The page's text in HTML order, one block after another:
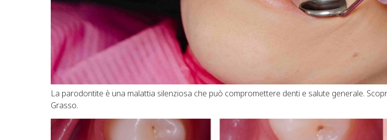
La parodontite è una malattia silenziosa che può compromettere denti e salute generale.
Grasso.